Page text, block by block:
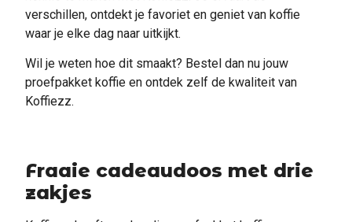
verschillen, ontdekt je favoriet en geniet van koffie
waar je elke dag naar uitkijkt.
Wil je weten hoe dit smaakt? Bestel dan nu jouw
proefpakket koffie en ontdek zelf de kwaliteit van
Koffiezz.
Fraaie cadeaudoos met drie
zakjes